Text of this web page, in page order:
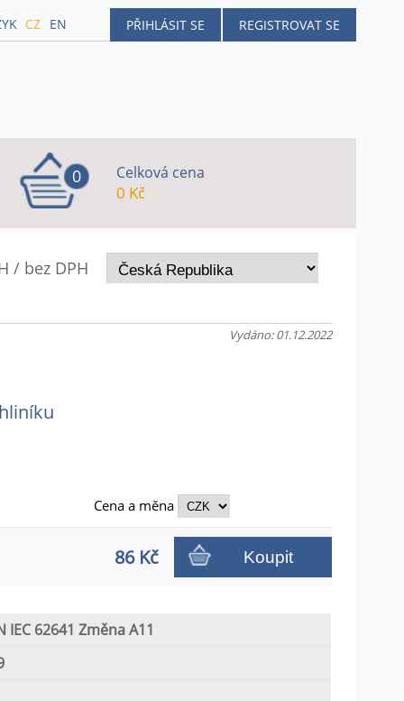
PŘIHLÁSIT SE REGISTROVAT SE
CZ EN
0 Celková cena
0 Kč
/ bez DPH
Vydáno: 01.12.2022
Cena a měna
86 Kč Koupit
IEC 62641 Změna A11